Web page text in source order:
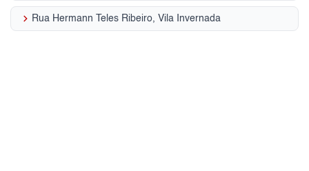
keyboard_arrow_right Rua Hermann Teles Ribeiro, Vila Invernada